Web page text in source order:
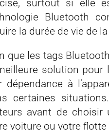
surtout si elle
Bluetooth
la durée de vie de
que les tags
solution
dépendance à
certaines
avant de choisir
voiture ou votre flotte